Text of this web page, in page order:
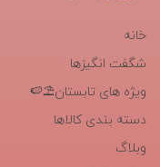
خانه
شگفت انگیزها
ویژه های تابستان⛱️🍉
دسته بندی کالاها
وبلاگ